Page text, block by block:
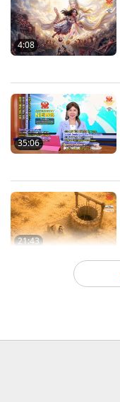
4:08
35:06
21:43
19:47